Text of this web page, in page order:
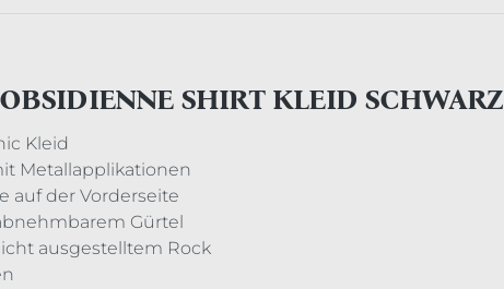
SHIRT KLEID SCHWARZ
Kleid
Metallapplikationen
auf der Vorderseite
Gürtel
ausgestelltem Rock